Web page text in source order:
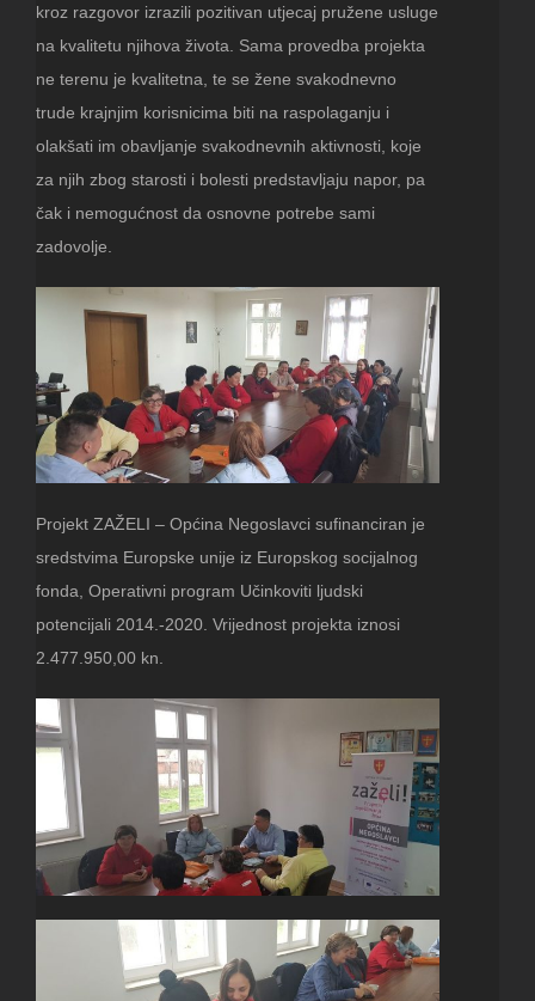
kroz razgovor izrazili pozitivan utjecaj pružene usluge
na kvalitetu njihova života. Sama provedba projekta
ne terenu je kvalitetna, te se žene svakodnevno
trude krajnjim korisnicima biti na raspolaganju i
olakšati im obavljanje svakodnevnih aktivnosti, koje
za njih zbog starosti i bolesti predstavljaju napor, pa
čak i nemogućnost da osnovne potrebe sami
zadovolje.
Projekt ZAŽELI – Općina Negoslavci sufinanciran je
sredstvima Europske unije iz Europskog socijalnog
fonda, Operativni program Učinkoviti ljudski
potencijali 2014.-2020. Vrijednost projekta iznosi
2.477.950,00 kn.